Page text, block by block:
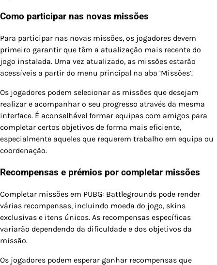
Como participar nas novas missões
Para participar nas novas missões, os jogadores devem
primeiro garantir que têm a atualização mais recente do
jogo instalada. Uma vez atualizado, as missões estarão
acessíveis a partir do menu principal na aba ‘Missões’.
Os jogadores podem selecionar as missões que desejam
realizar e acompanhar o seu progresso através da mesma
interface. É aconselhável formar equipas com amigos para
completar certos objetivos de forma mais eficiente,
especialmente aqueles que requerem trabalho em equipa ou
coordenação.
Recompensas e prémios por completar missões
Completar missões em PUBG: Battlegrounds pode render
várias recompensas, incluindo moeda do jogo, skins
exclusivas e itens únicos. As recompensas específicas
variarão dependendo da dificuldade e dos objetivos da
missão.
Os jogadores podem esperar ganhar recompensas que